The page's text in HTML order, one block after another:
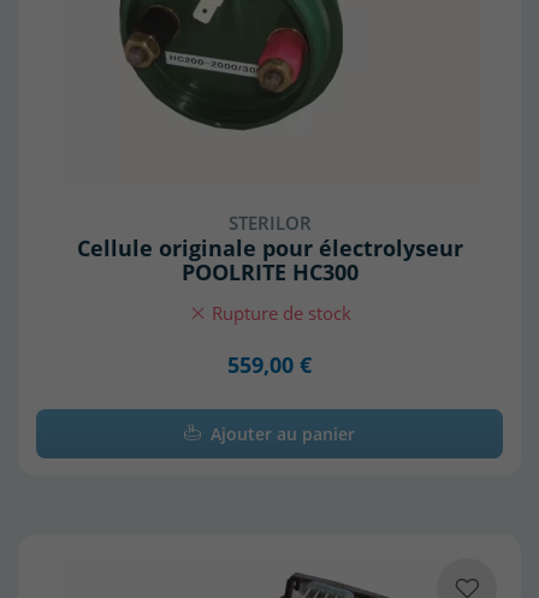
(4 avis)
STERILOR
Cellule originale pour électrolyseur
POOLRITE HC300
Rupture de stock
559,00 €
Ajouter au panier